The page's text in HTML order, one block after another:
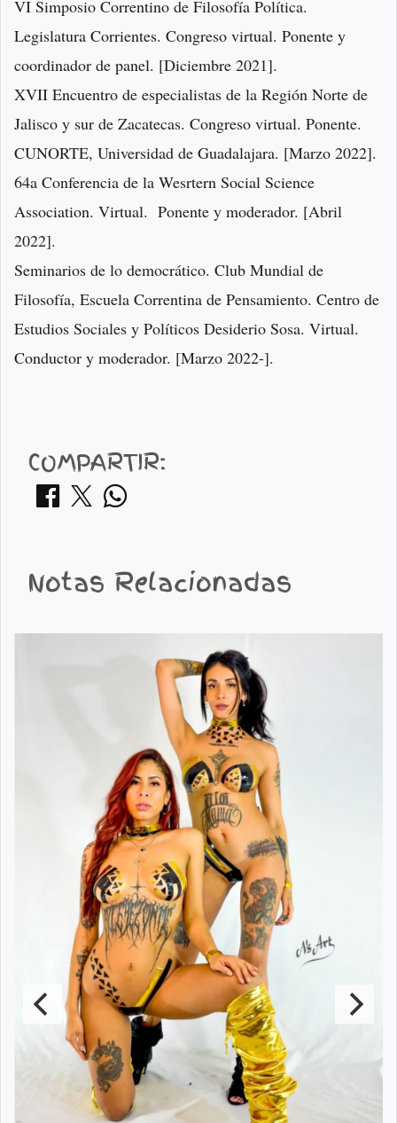
VI Simposio Correntino de Filosofía Política.
Legislatura Corrientes. Congreso virtual. Ponente y
coordinador de panel. [Diciembre 2021].
XVII Encuentro de especialistas de la Región Norte de
Jalisco y sur de Zacatecas. Congreso virtual. Ponente.
CUNORTE, Universidad de Guadalajara. [Marzo 2022].
64a Conferencia de la Wesrtern Social Science
Association. Virtual. Ponente y moderador. [Abril
2022].
Seminarios de lo democrático. Club Mundial de
Filosofía, Escuela Correntina de Pensamiento. Centro de
Estudios Sociales y Políticos Desiderio Sosa. Virtual.
Conductor y moderador. [Marzo 2022-].
COMPARTIR:
Notas Relacionadas